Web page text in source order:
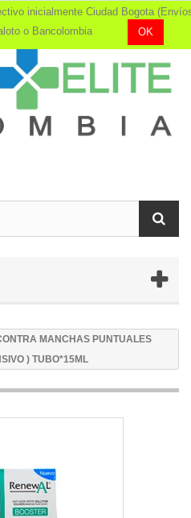
MANCHAS PUNTUALES
) TUBO*15ML
inicialmente Ciudad Bogota
o Bancolombia
OK